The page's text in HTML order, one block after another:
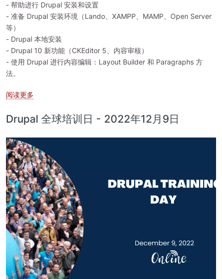
- 帮助进行 Drupal 安装和设置
- 准备 Drupal 安装环境（Lando、XAMPP、MAMP、Open Server
等）
- Drupal 本地安装
- Drupal 10 新功能（CKEditor 5、内容审核）
- 使用 Drupal 进行内容编辑：Layout Builder 和 Paragraphs 方
法。
阅读更多
Drupal 全球培训日 - 2022年12月9日